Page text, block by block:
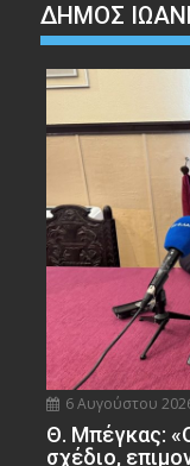
ΔΗΜΟΣ
6 Αυγούστου
Θ. Μπέγκας:
σχέδιο,